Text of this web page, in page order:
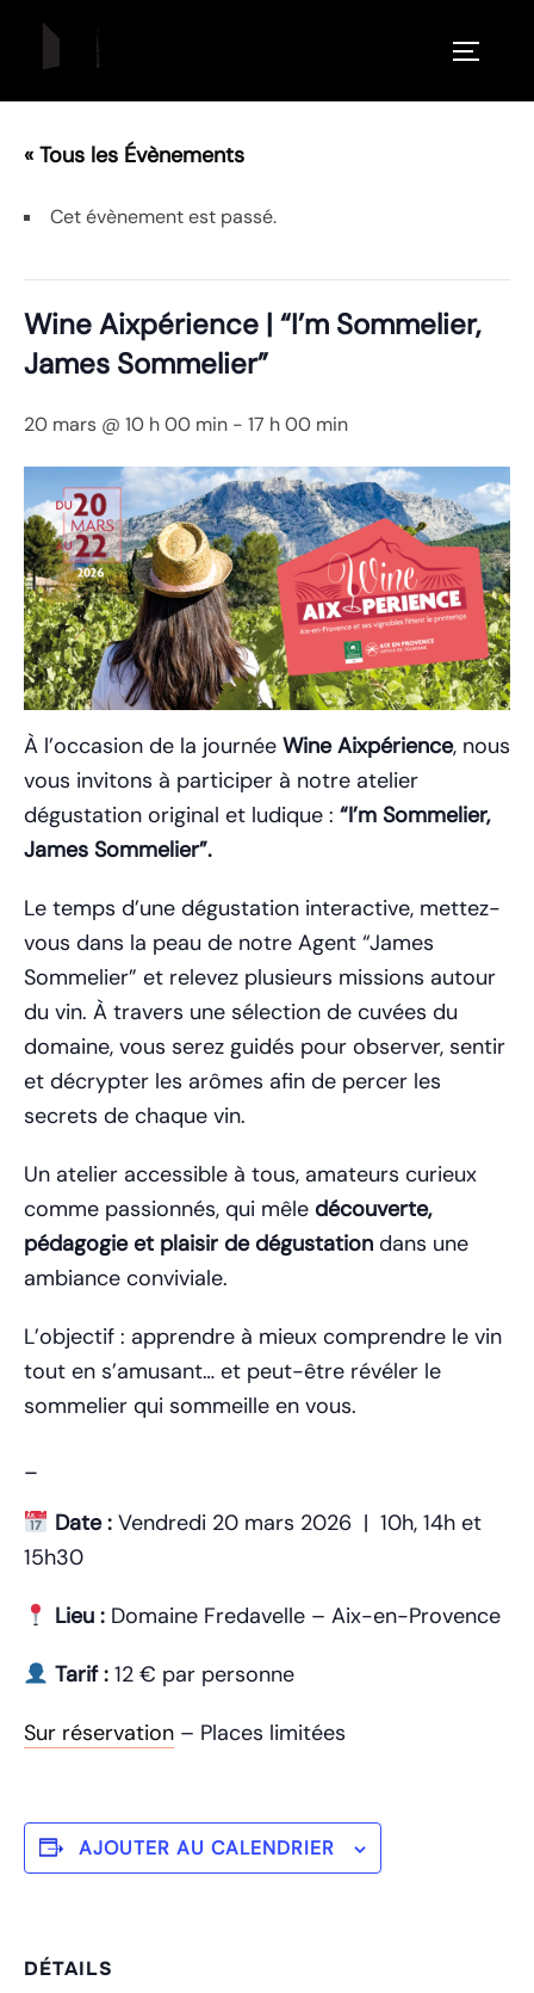
« Tous les Évènements
Cet évènement est passé.
Wine Aixpérience | “I’m Sommelier,
James Sommelier”
20 mars @ 10 h 00 min - 17 h 00 min
À l’occasion de la journée Wine Aixpérience, nous
vous invitons à participer à notre atelier
dégustation original et ludique : “I’m Sommelier,
James Sommelier”.
Le temps d’une dégustation interactive, mettez-
vous dans la peau de notre Agent “James
Sommelier” et relevez plusieurs missions autour
du vin. À travers une sélection de cuvées du
domaine, vous serez guidés pour observer, sentir
et décrypter les arômes afin de percer les
secrets de chaque vin.
Un atelier accessible à tous, amateurs curieux
comme passionnés, qui mêle découverte,
pédagogie et plaisir de dégustation dans une
ambiance conviviale.
L’objectif : apprendre à mieux comprendre le vin
tout en s’amusant… et peut-être révéler le
sommelier qui sommeille en vous.
_
Date :Vendredi 20 mars 2026 | 10h, 14h et
15h30
Lieu :Domaine Fredavelle – Aix-en-Provence
Tarif :12 € par personne
Sur réservation – Places limitées
AJOUTER AU CALENDRIER
DÉTAILS